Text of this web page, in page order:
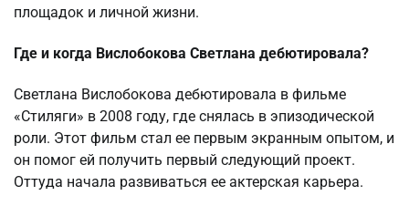
площадок и личной жизни.
Где и когда Вислобокова Светлана дебютировала?
Светлана Вислобокова дебютировала в фильме
«Стиляги» в 2008 году, где снялась в эпизодической
роли. Этот фильм стал ее первым экранным опытом, и
он помог ей получить первый следующий проект.
Оттуда начала развиваться ее актерская карьера.